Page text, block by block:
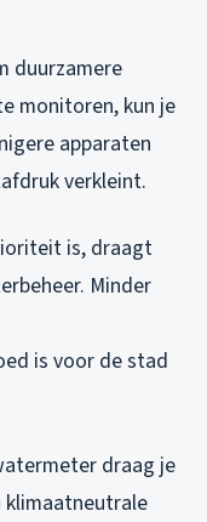
duurzamere
monitoren, kun je
apparaten
verkleint.
is, draagt
Minder
is voor de stad
draag je
klimaatneutrale